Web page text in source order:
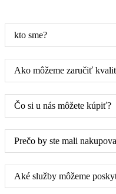
kto sme?
Ako môžeme zaručiť
Čo si u nás môžete kúpiť?
Prečo by ste mali
Aké služby môžeme